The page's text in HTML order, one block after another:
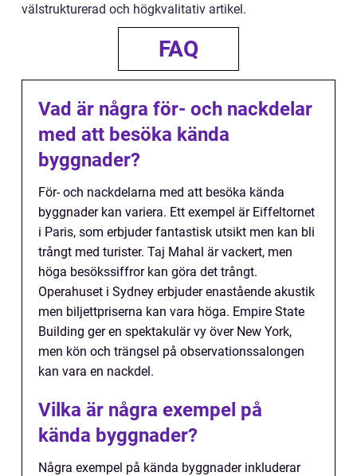
välstrukturerad och högkvalitativ artikel.
FAQ
Vad är några för- och nackdelar
med att besöka kända
byggnader?
För- och nackdelarna med att besöka kända
byggnader kan variera. Ett exempel är Eiffeltornet
i Paris, som erbjuder fantastisk utsikt men kan bli
trångt med turister. Taj Mahal är vackert, men
höga besökssiffror kan göra det trångt.
Operahuset i Sydney erbjuder enastående akustik
men biljettpriserna kan vara höga. Empire State
Building ger en spektakulär vy över New York,
men kön och trängsel på observationssalongen
kan vara en nackdel.
Vilka är några exempel på
kända byggnader?
Några exempel på kända byggnader inkluderar